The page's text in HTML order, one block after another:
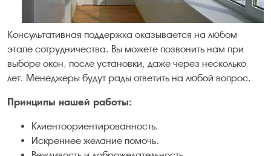
Консультативная поддержка оказывается на любом
этапе сотрудничества. Вы можете позвонить нам при
выборе окон, после установки, даже через несколько
лет. Менеджеры будут рады ответить на любой вопрос.
Принципы нашей работы:
Клиентоориентированность.
Искреннее желание помочь.